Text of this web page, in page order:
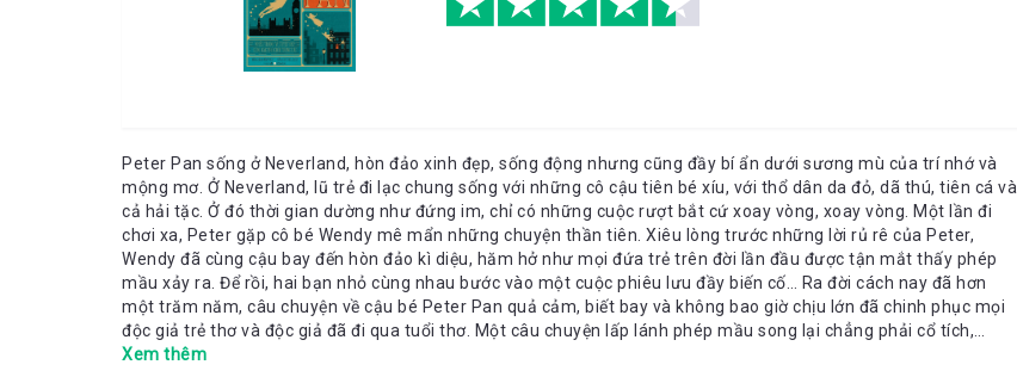
Peter Pan sống ở Neverland, hòn đảo xinh đẹp, sống động nhưng cũng đầy bí ẩn dưới sương mù của trí nhớ và
mộng mơ. Ở Neverland, lũ trẻ đi lạc chung sống với những cô cậu tiên bé xíu, với thổ dân da đỏ, dã thú, tiên cá và
cả hải tặc. Ở đó thời gian dường như đứng im, chỉ có những cuộc rượt bắt cứ xoay vòng, xoay vòng. Một lần đi
chơi xa, Peter gặp cô bé Wendy mê mẩn những chuyện thần tiên. Xiêu lòng trước những lời rủ rê của Peter,
Wendy đã cùng cậu bay đến hòn đảo kì diệu, hăm hở như mọi đứa trẻ trên đời lần đầu được tận mắt thấy phép
mầu xảy ra. Để rồi, hai bạn nhỏ cùng nhau bước vào một cuộc phiêu lưu đầy biến cố… Ra đời cách nay đã hơn
một trăm năm, câu chuyện về cậu bé Peter Pan quả cảm, biết bay và không bao giờ chịu lớn đã chinh phục mọi
độc giả trẻ thơ và độc giả đã đi qua tuổi thơ. Một câu chuyện lấp lánh phép mầu song lại chẳng phải cổ tích,
dành cho trẻ em, cho cả những người lớn biết rằng mình đã lớn, ngoái trông lại tuổi thơ với nụ cười tiếc nhớ,
Xem thêm